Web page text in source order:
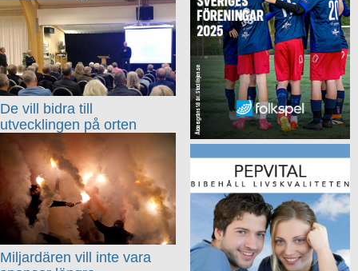
De vill bidra till
utvecklingen på orten
Miljardären vill inte vara